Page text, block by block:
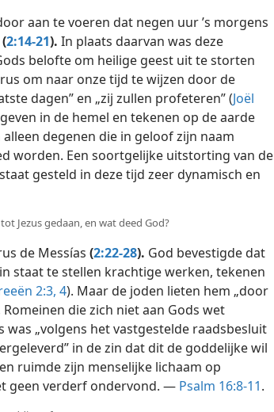
aan te voeren dat negen uur ’s morgens
(2:14-21). In plaats daarvan was deze
belofte om heilige geest uit te storten
om naar onze tijd te wijzen door de
dagen” en „zij zullen profeteren” (Joël
in de hemel en tekenen op de aarde
degenen die in geloof zijn naam
worden. Een soortgelijke uitstorting van de
gesteld in deze tijd zeer dynamisch en
Jezus gedaan, en wat deed God?
de Messías (2:22-28). God bevestigde dat
staat te stellen krachtige werken, tekenen
2:3, 4). Maar de joden lieten hem „door
die zich niet aan Gods wet
was „volgens het vastgestelde raadsbesluit
in de zin dat dit de goddelijke wil
ruimde zijn menselijke lichaam op
geen verderf ondervond. — Psalm 16:8-11.